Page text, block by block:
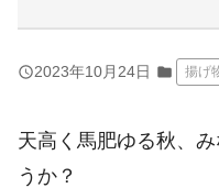
query_builder2023年10月24日 folder 揚げ
天高く馬肥ゆる秋、
うか？